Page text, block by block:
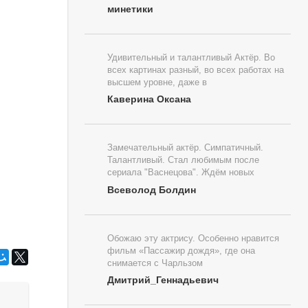
минетики
Удивительный и талантливый Актёр. Во
всех картинах разный, во всех работах на
высшем уровне, даже в
Каверина Оксана
Замечательный актёр. Симпатичный.
Талантливый. Стал любимым после
сериала "Васнецова". Ждём новых
Всеволод Болдин
Обожаю эту актрису. Особенно нравится
фильм «Пассажир дождя», где она
снимается с Чарльзом
Дмитрий_Геннадьевич